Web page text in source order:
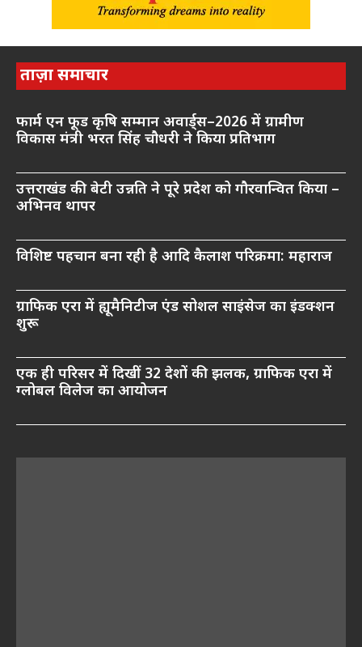
ताज़ा समाचार
फार्म एन फूड कृषि सम्मान अवार्ड्स–2026 में ग्रामीण
विकास मंत्री भरत सिंह चौधरी ने किया प्रतिभाग
उत्तराखंड की बेटी उन्नति ने पूरे प्रदेश को गौरवान्वित किया –
अभिनव थापर
विशिष्ट पहचान बना रही है आदि कैलाश परिक्रमा: महाराज
ग्राफिक एरा में ह्यूमैनिटीज एंड सोशल साइंसेज का इंडक्शन
शुरू
एक ही परिसर में दिखीं 32 देशों की झलक, ग्राफिक एरा में
ग्लोबल विलेज का आयोजन